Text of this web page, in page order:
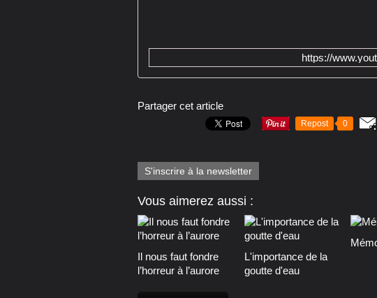
https://
Partager cet article
Repost 0
S'inscrire à la newsletter
Vous aimerez aussi :
Il nous faut fondre
l’horreur à l’aurore
L'importance de la
goutte d'eau